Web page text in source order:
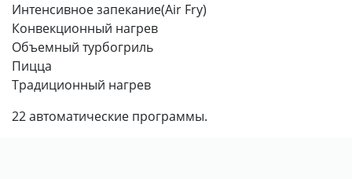
Интенсивное запекание(Air Fry)
Конвекционный нагрев
Объемный турбогриль
Пицца
Традиционный нагрев
22 автоматические программы.